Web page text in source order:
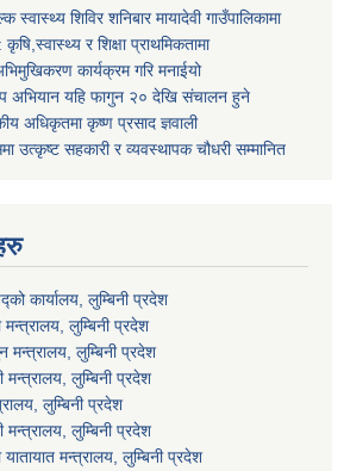
स्वास्थ्य शिविर शनिबार मायादेवी गाउँपालिकामा
र शिक्षा प्राथमिकतामा
कार्यक्रम गरि मनाईयो
अभियान यहि फागुन २० देखि संचालन हुने
अधिकृतमा कृष्ण प्रसाद ज्ञवाली
उत्कृष्ट सहकारी र व्यवस्थापक चौधरी सम्मानित
कार्यालय, लुम्बिनी प्रदेश
मन्त्रालय, लुम्बिनी प्रदेश
मन्त्रालय, लुम्बिनी प्रदेश
मन्त्रालय, लुम्बिनी प्रदेश
लुम्बिनी प्रदेश
मन्त्रालय, लुम्बिनी प्रदेश
यातायात मन्त्रालय, लुम्बिनी प्रदेश